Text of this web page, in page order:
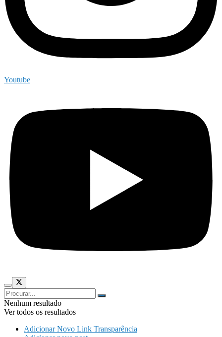
Youtube
Nenhum resultado
Ver todos os resultados
Adicionar Novo Link Transparência